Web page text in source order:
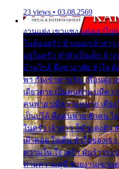
23 views • 03.08.2569
งานแต่ง เขาแซง แย่งเอาไ
ในห้องครัว ข้างนอกเจ้าสาว
อยู่ในครัว ทำตัวเป็นเด็ก ล้า
บ้านใกล้ พึ่งพาอาศัย จำใจ ต้
พา กันเข้าพาขวัญ เพื่อนฝูง เ
เดียวดาย เป็นคนพ่าย บ่มีคว
คนพ่าย บ่มีความหมาย เคียงใ
เป็นบ่ได้ คือคนพ่าย ฮักคน ไ
ในครัว เจ้าสาว ก็มัวแต่งตัว
เฝ้าคอย ใจเต้น หัวใจของเร
ความใน ใจ เศร้า มันร้าวร
ท่ามความสุขี ช่วยงานเขาแ